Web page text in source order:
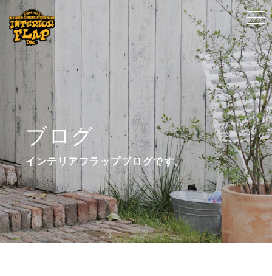
ブログ
インテリアフラップブログです。
t
o
g
g
l
e
n
a
v
i
g
a
t
t
o
g
g
l
e
n
a
v
i
g
a
t